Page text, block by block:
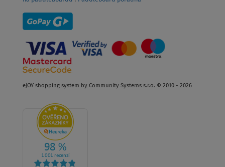
eJOY shopping system by Community Systems s.r.o. © 2010 - 2026